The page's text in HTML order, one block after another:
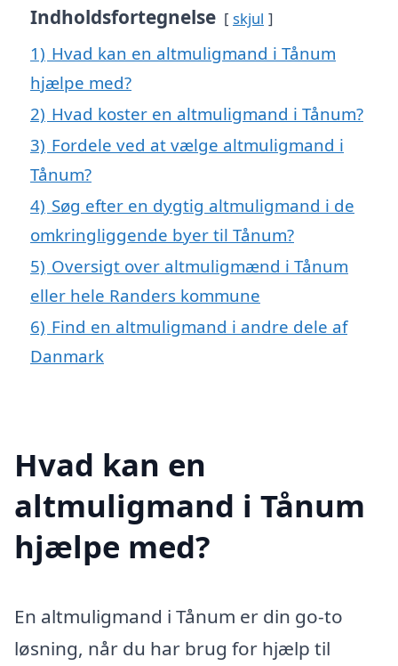
Indholdsfortegnelse skjul
1) Hvad kan en altmuligmand i Tånum
hjælpe med?
2) Hvad koster en altmuligmand i Tånum?
3) Fordele ved at vælge altmuligmand i
Tånum?
4) Søg efter en dygtig altmuligmand i de
omkringliggende byer til Tånum?
5) Oversigt over altmuligmænd i Tånum
eller hele Randers kommune
6) Find en altmuligmand i andre dele af
Danmark
Hvad kan en
altmuligmand i Tånum
hjælpe med?
En altmuligmand i Tånum er din go-to
løsning, når du har brug for hjælp til